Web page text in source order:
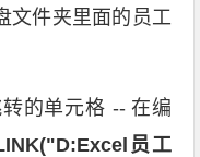
文件夹里面的员工
的单元格 -- 在编
员工